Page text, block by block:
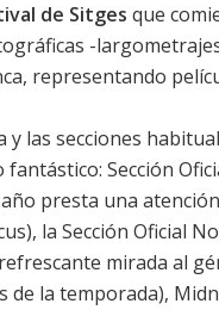
de Sitges que
-
representando
y las secciones
Sección
presta una
la Sección Oficial
mirada al
de la temporada),